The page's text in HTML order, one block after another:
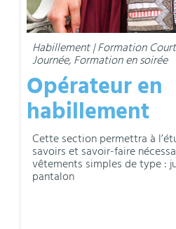
Habillement | Formation
Journée, Formation en soirée
Opérateur en
habillement
Cette section permettra à
savoirs et savoir-faire
vêtements simples de type :
pantalon